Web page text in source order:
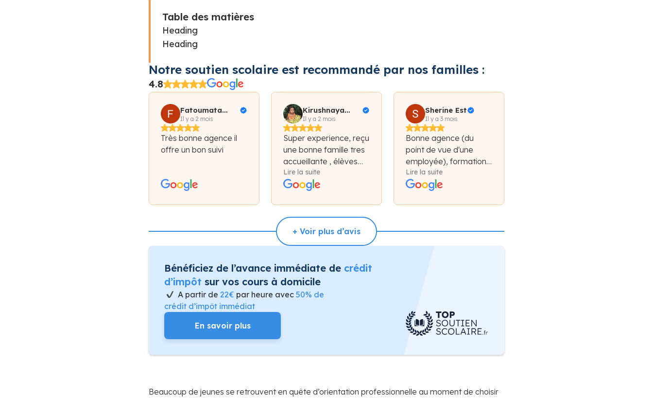
Table des matières
Heading
Heading
Notre soutien scolaire est recommandé par nos familles :
4.8
Fatoumata
Diaraye Diallo
Il y a 2 mois
Très bonne agence il
offre un bon suivi
Kirushnaya
Subramaniam
Il y a 2 mois
Super experience, reçu
une bonne famille tres
accueillante , élèves
très motiver !
Lire la suite
Sherine Est
Il y a 3 mois
Bonne agence (du
point de vue d'une
employée), formation
et plateforme claires,
bon accompagnement.
Lire la suite
+ Voir plus d’avis
Bénéficiez de l’avance immédiate de crédit
d’impôt sur vos cours à domicile
A partir de 22€ par heure avec 50% de
crédit d’impôt immédiat
En savoir plus
Beaucoup de jeunes se retrouvent en quête d’orientation professionnelle au moment de choisir